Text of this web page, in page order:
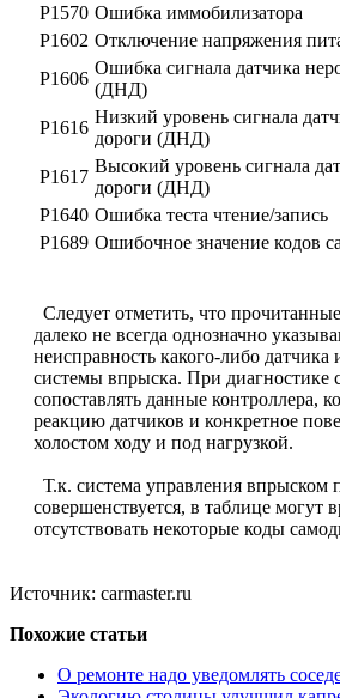
Р1570 Ошибка иммобилизатора
Р1602 Отключение напряжения
Р1606
Ошибка сигнала датчика
(ДНД)
Р1616
Низкий уровень сигнала
дороги (ДНД)
Р1617
Высокий уровень сигнала
дороги (ДНД)
Р1640 Ошибка теста чтение/запись
Р1689 Ошибочное значение кодов
Следует отметить, что
далеко не всегда однозначно
неисправность какого-либо датчика
системы впрыска. При диагностике
сопоставлять данные контроллера,
реакцию датчиков и конкретное
холостом ходу и под нагрузкой.
Т.к. система управления впрыском
совершенствуется, в таблице могут
отсутствовать некоторые коды
Источник: carmaster.ru
Похожие статьи
О ремонте надо уведомлять